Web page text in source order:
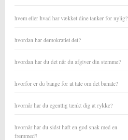
hvem eller hvad har vækket dine tanker for nylig?
hvordan har demokratiet det?
hvordan har du det når du afgiver din stemme?
hvorfor er du bange for at tale om det banale?
hvornår har du egentlig tænkt dig at rykke?
hvornår har du sidst haft en god snak med en
fremmed?